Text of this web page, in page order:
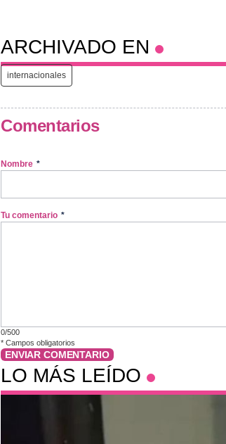
ARCHIVADO EN
internacionales
Comentarios
Nombre *
Tu comentario *
0/500
* Campos obligatorios
ENVIAR COMENTARIO
LO MÁS LEÍDO